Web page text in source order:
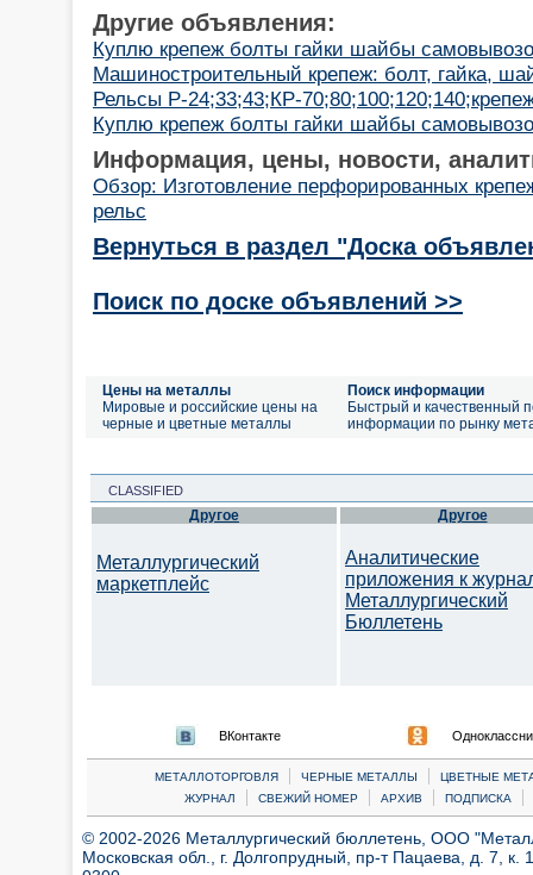
Другие объявления:
Куплю крепеж болты гайки шайбы
Машиностроительный крепеж: болт, гайка,
Рельсы Р-24;33;43;КР-
Куплю крепеж болты гайки шайбы
Информация, цены, новости,
Обзор: Изготовление перфорированных
рельс
Вернуться в раздел "Доска
Поиск по доске объявлений >>
Цены на металлы
Мировые и российские цены на
черные и цветные металлы
Поиск информации
Быстрый и качественный
информации по рынку
CLASSIFIED
Другое
Металлургический
маркетплейс
Другое
Аналитические
приложения к
Металлургический
Бюллетень
ВКонтакте
МЕТАЛЛОТОРГОВЛЯ | ЧЕРНЫЕ МЕТАЛЛЫ |
ЦВЕТНЫЕ
ЖУРНАЛ
| СВЕЖИЙ НОМЕР | АРХИВ | ПОДПИСКА |
© 2002-2026 Металлургический бюллетень, ООО
Московская обл., г. Долгопрудный, пр-т Пацаева, д. 7,